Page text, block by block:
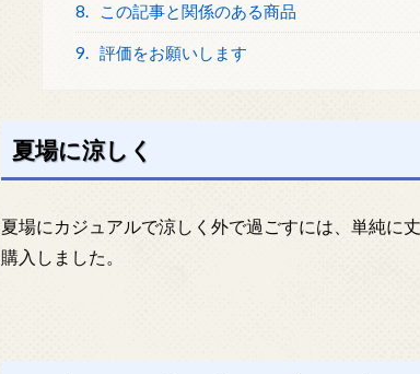
8. この記事と関係のある商品
9. 評価をお願いします
夏場に涼しく
夏場にカジュアルで涼しく外で過ごすには、単純に
購入しました。